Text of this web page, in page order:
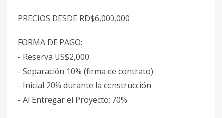
PRECIOS DESDE RD$6,000,000
FORMA DE PAGO:
- Reserva US$2,000
- Separación ⁠10% (firma de contrato)
- Inicial 20% durante la construcción
- Al Entregar el Proyecto: 70%